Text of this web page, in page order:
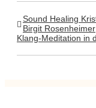
Sound Healing
Birgit Rosenheimer
Klang-Meditation in